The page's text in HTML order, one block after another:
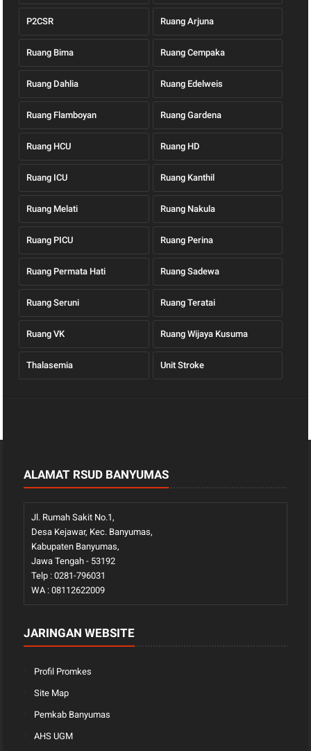
P2CSR Ruang Arjuna
Ruang Bima Ruang Cempaka
Ruang Dahlia Ruang Edelweis
Ruang Flamboyan Ruang Gardena
Ruang HCU Ruang HD
Ruang ICU Ruang Kanthil
Ruang Melati Ruang Nakula
Ruang PICU Ruang Perina
Ruang Permata Hati Ruang Sadewa
Ruang Seruni Ruang Teratai
Ruang VK Ruang Wijaya Kusuma
Thalasemia Unit Stroke
ALAMAT RSUD BANYUMAS
Jl. Rumah Sakit No.1,
Desa Kejawar, Kec. Banyumas,
Kabupaten Banyumas,
Jawa Tengah - 53192
Telp : 0281-796031
WA : 08112622009
JARINGAN WEBSITE
Profil Promkes
Site Map
Pemkab Banyumas
AHS UGM